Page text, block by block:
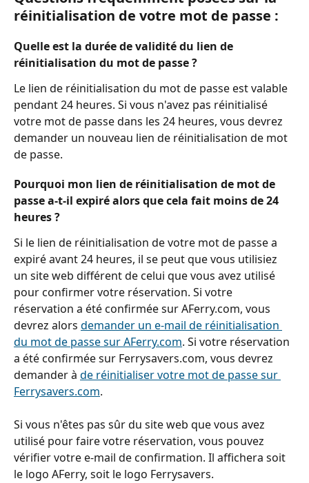
réinitialisation de votre mot de passe :
Quelle est la durée de validité du lien de
réinitialisation du mot de passe ?
Le lien de réinitialisation du mot de passe est valable
pendant 24 heures. Si vous n'avez pas réinitialisé
votre mot de passe dans les 24 heures, vous devrez
demander un nouveau lien de réinitialisation de mot
de passe.
Pourquoi mon lien de réinitialisation de mot de
passe a-t-il expiré alors que cela fait moins de 24
heures ?
Si le lien de réinitialisation de votre mot de passe a
expiré avant 24 heures, il se peut que vous utilisiez
un site web différent de celui que vous avez utilisé
pour confirmer votre réservation. Si votre
réservation a été confirmée sur AFerry.com, vous
devrez alors demander un e-mail de réinitialisation
du mot de passe sur AFerry.com. Si votre réservation
a été confirmée sur Ferrysavers.com, vous devrez
demander à de réinitialiser votre mot de passe sur
Ferrysavers.com.
Si vous n'êtes pas sûr du site web que vous avez
utilisé pour faire votre réservation, vous pouvez
vérifier votre e-mail de confirmation. Il affichera soit
le logo AFerry, soit le logo Ferrysavers.